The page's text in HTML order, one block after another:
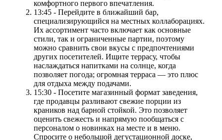
комфортного первого впечатления.
13:45 - Перейдите в ближайший бар,
специализирующийся на местных коллаборациях.
Их ассортимент часто включает как основные
стили, так и ограниченные партии, поэтому
можно сравнить свои вкусы с предпочтениями
других посетителей. Ищите террасу, чтобы
наслаждаться напитками на солнце, когда
позволяет погода; огромная терраса — это плюс
для отдыха между подачами.
15:30 - Посетите магазинный формат заведения,
где продавцы разливают свежие порции из
краников над барной стойкой. Это позволяет
оценить свежесть и напрямую пообщаться с
персоналом о новинках на месте и в меню.
Спросите о небольшой дегустационной доске,